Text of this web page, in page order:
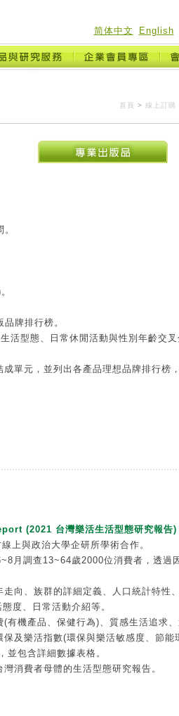
简体中文 English
首頁 > 線上訂購
牌排行榜。
活型態、日常休閒活動與性別年齡交叉
單元，並列出各產品理想品牌排行榜
(2021 台灣樂活生活型態研究報告)
上與政治大學企研所學術合作。
月調查13~64歲2000位消費者，透過
向、族群的詳細定義、人口統計特性
度、日常活動介紹等。
機產品、保健行為)、質感生活追求、
及樂活指數(環保與樂活敏感度、節能
並包含詳細數據表格。
消費者母體的生活型態研究報告。